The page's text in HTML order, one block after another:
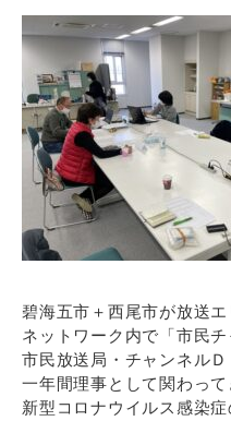
碧海五市＋西尾市が放送
ネットワーク内で「市民
市民放送局・チャンネル
一年間理事として関わっ
新型コロナウイルス感染